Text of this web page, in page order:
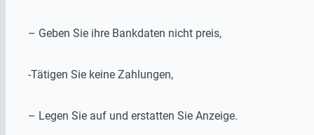
– Geben Sie ihre Bankdaten nicht preis,
-Tätigen Sie keine Zahlungen,
– Legen Sie auf und erstatten Sie Anzeige.